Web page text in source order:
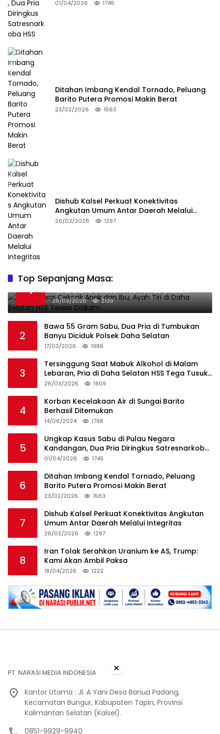
Satresnarkoba HSS
01/04/2026 1745
Ditahan Imbang Kendal Tornado, Peluang
Barito Putera Promosi Makin Berat
23/02/2026 1563
Dishub Kalsel Perkuat Konektivitas
Angkutan Umum Antar Daerah Melalui
Integritas
26/02/2026 1297
Top Sepanjang Masa:
1
Niat Melerai Cekcok Anak dan Ibu, Ayah
Tiri di Daha Selatan HSS Tewas Ditikam
26/03/2026 2139
2
Bawa 55 Gram Sabu, Dua Pria di Tumbukan
Banyu Diciduk Polsek Daha Selatan
17/03/2026 1986
3
Tersinggung Saat Mabuk Alkohol di Malam
Lebaran, Pria di Daha Selatan HSS Tega Tusuk
Teman Sendiri
26/03/2026 1909
4
Korban Kecelakaan Air di Sungai Barito
Berhasil Ditemukan
14/06/2024 1798
5
Ungkap Kasus Sabu di Pulau Negara
Kandangan, Dua Pria Diringkus Satresnarkoba
HSS
01/04/2026 1745
6
Ditahan Imbang Kendal Tornado, Peluang
Barito Putera Promosi Makin Berat
23/02/2026 1563
7
Dishub Kalsel Perkuat Konektivitas Angkutan
Umum Antar Daerah Melalui Integritas
26/02/2026 1297
8
Iran Tolak Serahkan Uranium ke AS, Trump:
Kami Akan Ambil Paksa
18/04/2026 1222
PT. NARASI MEDIA INDONESIA
Kantor Utama : Jl. A Yani Desa Banua Padang,
Kecamatan Bungur, Kabupaten Tapin, Provinsi
Kalimantan Selatan (Kalsel).
0851-9929-9940
×